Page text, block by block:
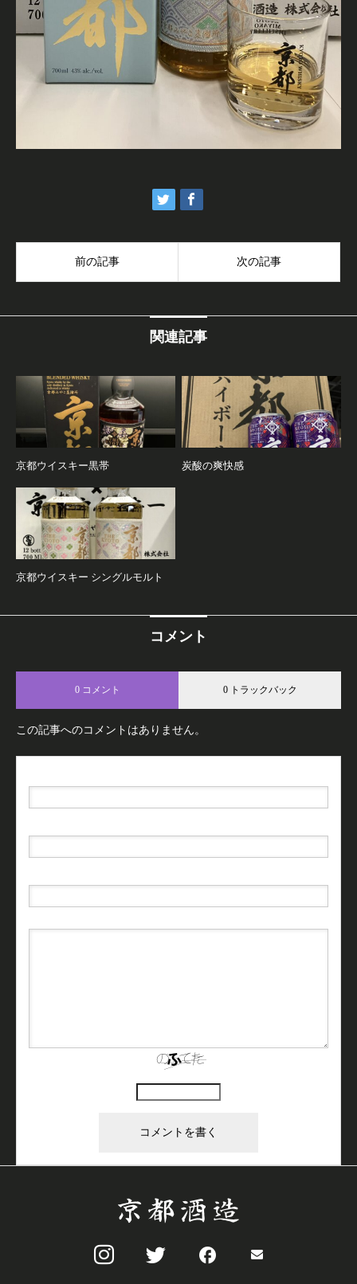
前の記事 次の記事
関連記事
京都ウイスキー黒帯 炭酸の爽快感
京都ウイスキー シングルモルト
コメント
0 コメント 0 トラックバック
この記事へのコメントはありません。